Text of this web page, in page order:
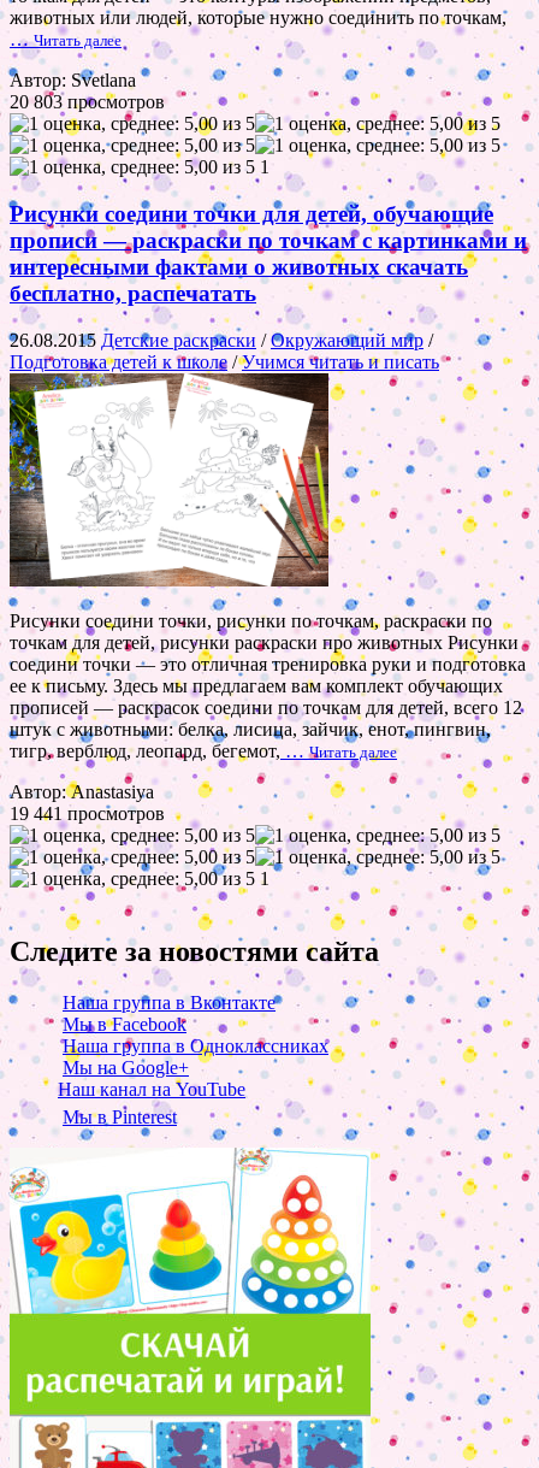
животных или людей, которые нужно соединить по точкам,
…Читать далее
Автор: Svetlana
20 803 просмотров
1
Рисунки соедини точки для детей, обучающие
прописи — раскраски по точкам с картинками и
интересными фактами о животных скачать
бесплатно, распечатать
26.08.2015 Детские раскраски /Окружающий мир /
Подготовка детей к школе /Учимся читать и писать
Рисунки соедини точки, рисунки по точкам, раскраски по
точкам для детей, рисунки раскраски про животных Рисунки
соедини точки — это отличная тренировка руки и подготовка
ее к письму. Здесь мы предлагаем вам комплект обучающих
прописей — раскрасок соедини по точкам для детей, всего 12
штук с животными: белка, лисица, зайчик, енот, пингвин,
тигр, верблюд, леопард, бегемот, …Читать далее
Автор: Anastasiya
19 441 просмотров
1
Следите за новостями сайта
Наша группа в Вконтакте
Мы в Facebook
Наша группа в Одноклассниках
Мы на Google+
Наш канал на YouTube
Мы в Pinterest